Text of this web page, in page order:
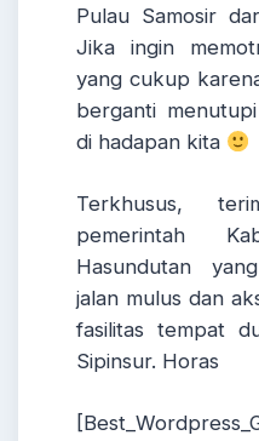
Pulau Samosir
Jika ingin
yang cukup
berganti
di hadapan kita
Terkhusus,
pemerintah
Hasundutan
jalan mulus dan
fasilitas tempat
Sipinsur. Horas